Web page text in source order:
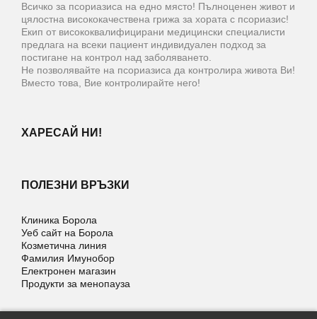
Всичко за псориазиса на едно място! Пълноценен живот и
цялостна висококачествена грижа за хората с псориазис!
Екип от висококвалифицирани медицински специалисти
предлага на всеки пациент индивидуален подход за
постигане на контрол над заболяването.
Не позволявайте на псориазиса да контролира живота Ви!
Вместо това, Вие контролирайте него!
ХАРЕСАЙ НИ!
ПОЛЕЗНИ ВРЪЗКИ
Клиника Борола
Уеб сайт на Борола
Козметична линия
Фамилия Имунобор
Електронен магазин
Продукти за менопауза